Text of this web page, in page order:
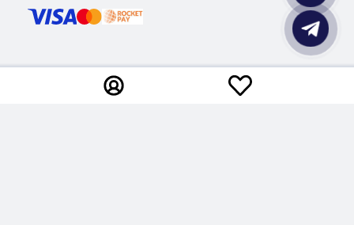
Instagram YouTube